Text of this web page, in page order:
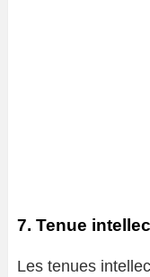
7. Tenue
Les tenues